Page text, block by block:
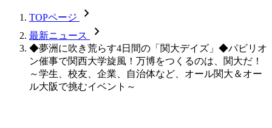
TOPページ chevron_forward
最新ニュース chevron_forward
◆夢洲に吹き荒らす4日間の「関大デイズ」◆パビリオ
ン催事で関西大学旋風！万博をつくるのは、関大だ！
～学生、校友、企業、自治体など、オール関大＆オー
ル大阪で挑むイベント～